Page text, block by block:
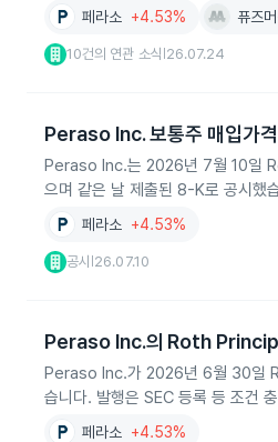
페라소 +4.53% 퓨즈
10건의 연관 소식 26.07.24
Peraso Inc. 보통주 매입가
Peraso Inc.는 2026년 7월 10일
으며 같은 날 제출된 8-K로 공시했
페라소 +4.53%
공시 26.07.10
Peraso Inc.의 Roth
Peraso Inc.가 2026년 6월 30일
습니다. 발행은 SEC 등록 등 조건
페라소 +4.53%